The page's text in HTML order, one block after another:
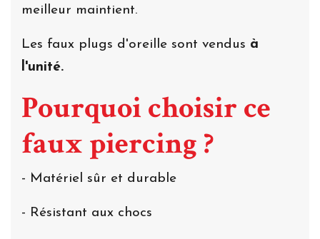
meilleur maintient.
Les faux plugs d'oreille sont vendus à
l'unité.
Pourquoi choisir ce
faux piercing ?
- Matériel sûr et durable
- Résistant aux chocs